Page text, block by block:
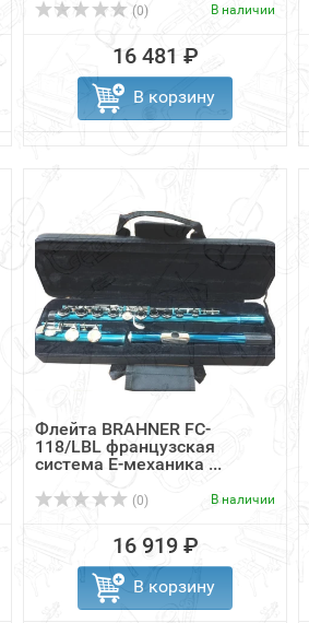
(0) В наличии
16 481 ₽
В корзину
Флейта BRAHNER FC-
118/LBL французская
система Е-механика ...
(0) В наличии
16 919 ₽
В корзину